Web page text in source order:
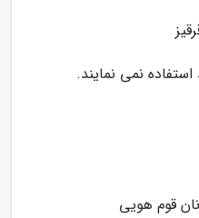
استفاده نمی نمایند.
قوم هویی